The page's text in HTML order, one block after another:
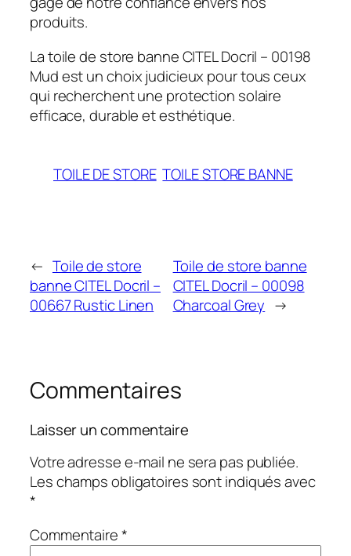
produits.
La toile de store banne CITEL Docril – 00198
Mud est un choix judicieux pour tous ceux
qui recherchent une protection solaire
efficace, durable et esthétique.
TOILE DE STORE TOILE STORE BANNE
← Toile de store
banne CITEL Docril –
00667 Rustic Linen
Toile de store banne
CITEL Docril – 00098
Charcoal Grey →
Commentaires
Laisser un commentaire
Votre adresse e-mail ne sera pas publiée.
Les champs obligatoires sont indiqués avec
*
Commentaire*